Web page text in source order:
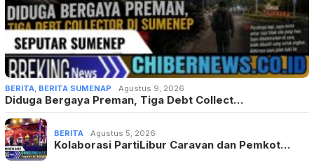
BERITA, BERITA SUMENAP Agustus 9, 2026
Diduga Bergaya Preman, Tiga Debt Collect…
BERITA Agustus 5, 2026
Kolaborasi PartiLibur Caravan dan Pemkot…